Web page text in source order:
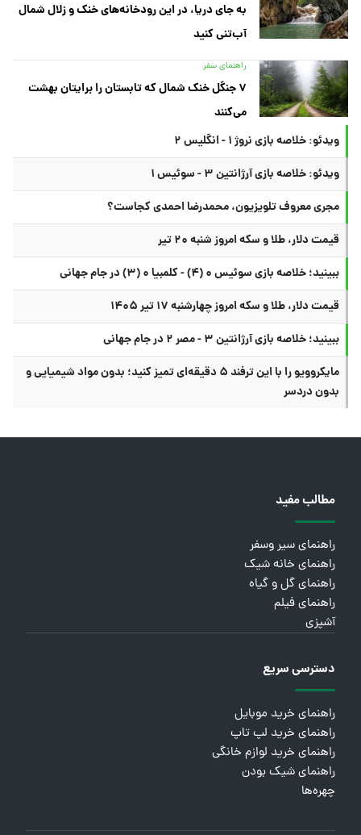
به جای دریا، در این رودخانه‌های خنک و زلال شمال
آب‌تنی کنید
راهنمای سفر
۷ جنگل خنک شمال که تابستان را برایتان بهشت
می‌کنند
ویدئو: خلاصه بازی نروژ ۱ - انگلیس ۲
ویدئو: خلاصه بازی آرژانتین ۳ - سوئیس ۱
مجری معروف تلویزیون، محمدرضا احمدی کجاست؟
قیمت دلار، طلا و سکه امروز شنبه ۲۰ تیر
ببینید؛ خلاصه بازی سوئیس ۰ (۴) - کلمبیا ۰ (۳) در جام جهانی
قیمت دلار، طلا و سکه امروز چهارشنبه ۱۷ تیر ۱۴۰۵
ببینید؛ خلاصه بازی آرژانتین ۳ - مصر ۲ در جام جهانی
مایکروویو را با این ترفند ۵ دقیقه‌ای تمیز کنید؛ بدون مواد شیمیایی و
بدون دردسر
مطالب مفید
راهنمای سیر وسفر
راهنمای خانه شیک
راهنمای گل و گیاه
راهنمای فیلم
آشپزی
دسترسی سریع
راهنمای خرید موبایل
راهنمای خرید لپ تاپ
راهنمای خرید لوازم خانگی
راهنمای شیک بودن
چهره‌ها